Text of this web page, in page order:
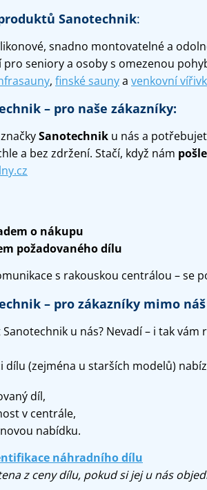
Sanotechnik:
snadno montovatelné a
pro seniory a osoby s omezenou
, finské saunya venkovní
– pro naše zákazníky:
Sanotechnik u nás a
a bez zdržení. Stačí, když nám
o nákupu
požadovaného dílu
s rakouskou centrálou – se
– pro zákazníky mimo náš
u nás? Nevadí – i tak
dílu (zejména u starších modelů)
díl,
v centrále,
nabídku.
náhradního dílu
z ceny dílu, pokud si jej u nás